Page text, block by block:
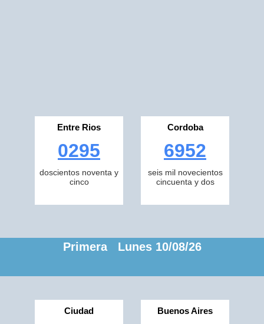
Entre Rios
0295
doscientos noventa y
cinco
Cordoba
6952
seis mil novecientos
cincuenta y dos
Primera Lunes 10/08/26
Ciudad Buenos Aires